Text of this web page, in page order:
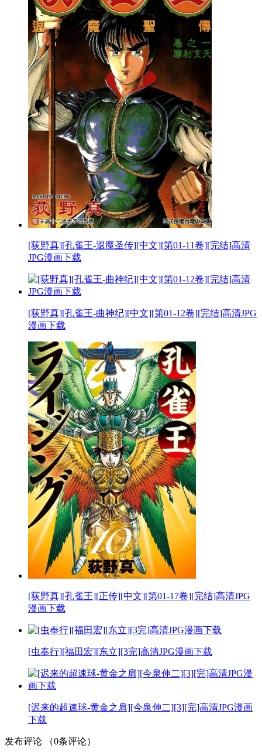
[荻野真][孔雀王-退魔圣传][中文][第01-11卷][完结]高清
JPG漫画下载
[荻野真][孔雀王-曲神纪][中文][第01-12卷][完结]高清JPG
漫画下载
[荻野真][孔雀王][正传][中文][第01-17卷][完结]高清JPG
漫画下载
[虫奉行][福田宏][东立][3完]高清JPG漫画下载
[迟来的超速球-黄金之肩][今泉伸二][3][完]高清JPG漫画
下载
发布评论 （0条评论）